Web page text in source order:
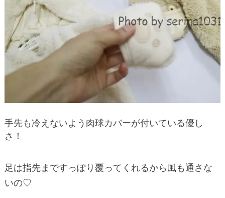
手先も冷えないよう肉球カバーが付いている優し
さ！
足は指先まですっぽり覆ってくれるから風も通さな
いの♡